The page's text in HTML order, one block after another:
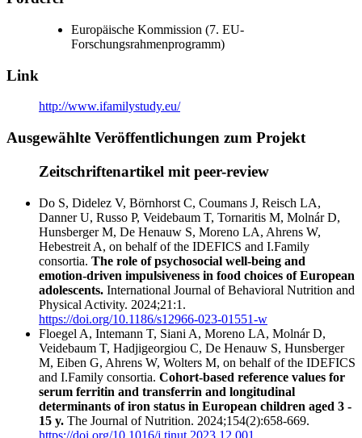
Europäische Kommission (7. EU-
Forschungsrahmenprogramm)
Link
http://www.ifamilystudy.eu/
Ausgewählte Veröffentlichungen zum Projekt
Zeitschriftenartikel mit peer-review
Do S, Didelez V, Börnhorst C, Coumans J, Reisch LA,
Danner U, Russo P, Veidebaum T, Tornaritis M, Molnár D,
Hunsberger M, De Henauw S, Moreno LA, Ahrens W,
Hebestreit A, on behalf of the IDEFICS and I.Family
consortia. The role of psychosocial well-being and
emotion-driven impulsiveness in food choices of European
adolescents. International Journal of Behavioral Nutrition and
Physical Activity. 2024;21:1.
https://doi.org/10.1186/s12966-023-01551-w
Floegel A, Intemann T, Siani A, Moreno LA, Molnár D,
Veidebaum T, Hadjigeorgiou C, De Henauw S, Hunsberger
M, Eiben G, Ahrens W, Wolters M, on behalf of the IDEFICS
and I.Family consortia. Cohort-based reference values for
serum ferritin and transferrin and longitudinal
determinants of iron status in European children aged 3 -
15 y. The Journal of Nutrition. 2024;154(2):658-669.
https://doi.org/10.1016/j.tjnut.2023.12.001